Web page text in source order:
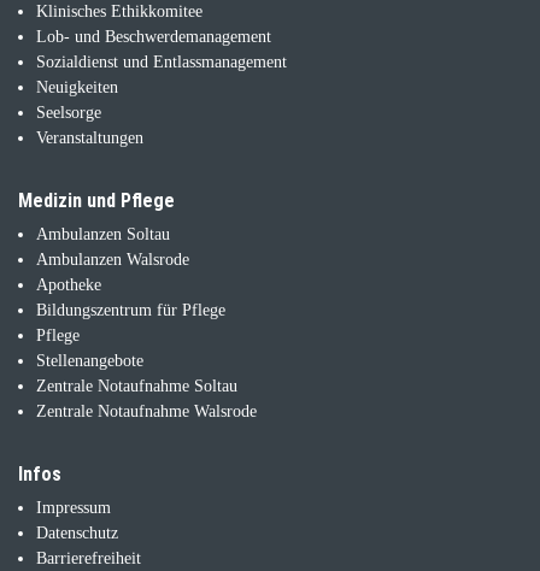
Klinisches Ethikkomitee
Lob- und Beschwerdemanagement
Sozialdienst und Entlassmanagement
Neuigkeiten
Seelsorge
Veranstaltungen
Medizin und Pflege
Ambulanzen Soltau
Ambulanzen Walsrode
Apotheke
Bildungszentrum für Pflege
Pflege
Stellenangebote
Zentrale Notaufnahme Soltau
Zentrale Notaufnahme Walsrode
Infos
Impressum
Datenschutz
Barrierefreiheit